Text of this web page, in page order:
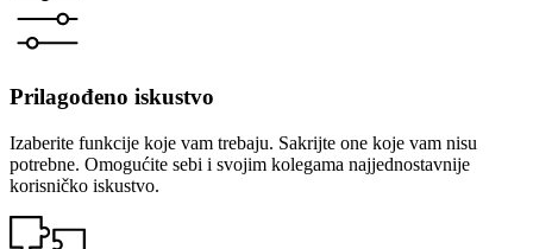
Prilagođeno iskustvo
Izaberite funkcije koje vam trebaju. Sakrijte one koje vam nisu
potrebne. Omogućite sebi i svojim kolegama najjednostavnije
korisničko iskustvo.